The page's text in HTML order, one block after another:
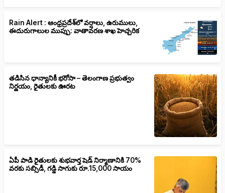
Rain Alert : ఆంధ్రప్రదేశ్‌లో వర్షాలు, ఉరుములు,
ఈదురుగాలుల ముప్పు: వాతావరణ శాఖ హెచ్చరిక
తడిసిన ధాన్యానికీ భరోసా – తెలంగాణ ప్రభుత్వం
నిర్ణయం, రైతులకు ఊరట
ఏపీ పాడి రైతులకు శుభవార్త షెడ్ నిర్మాణానికి 70%
వరకు సబ్సిడీ, గడ్డి సాగుకు రూ.15,000 సాయం